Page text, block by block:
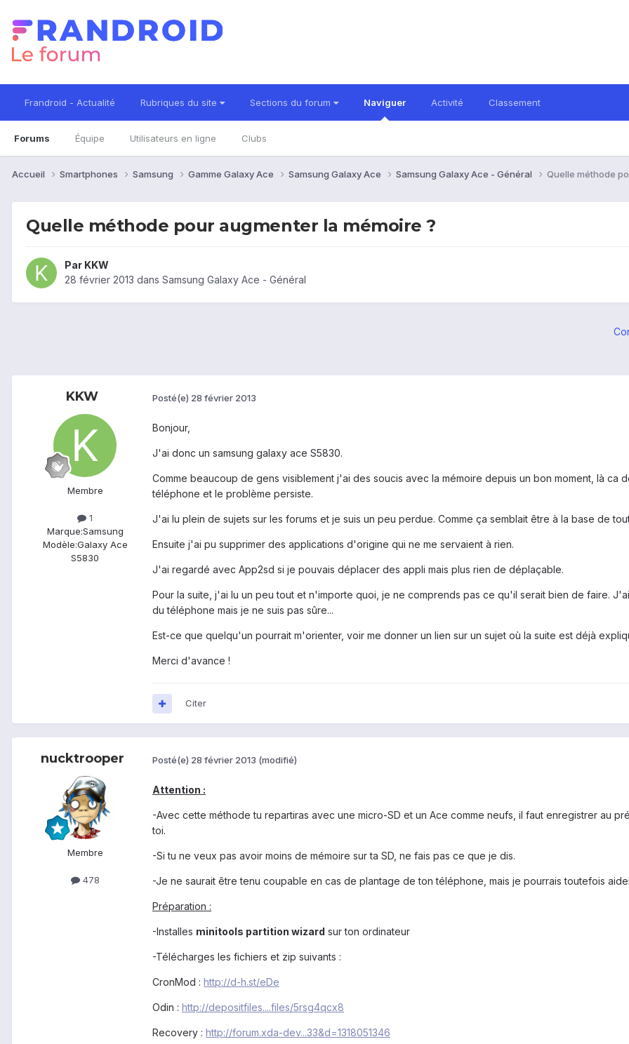
Frandroid - Actualité Rubriques du site Sections du forum Naviguer
Forums Équipe Utilisateurs en ligne Clubs
Activité Classement
Accueil Smartphones Samsung Gamme Galaxy Ace Samsung Galaxy Ace Samsung Galaxy Ace - Général Quelle méthode
Quelle méthode pour augmenter la mémoire ?
Par KKW
28 février 2013 dans Samsung Galaxy Ace - Général
KKW
Membre
1
Marque:Samsung
Modèle:Galaxy Ace
S5830
Posté(e) 28 février 2013
Bonjour,
J'ai donc un samsung galaxy ace S5830.
Comme beaucoup de gens visiblement j'ai des soucis avec la mémoire depuis un bon moment, là
téléphone et le problème persiste.
J'ai lu plein de sujets sur les forums et je suis un peu perdue. Comme ça semblait être à la base de
Ensuite j'ai pu supprimer des applications d'origine qui ne me servaient à rien.
J'ai regardé avec App2sd si je pouvais déplacer des appli mais plus rien de déplaçable.
Pour la suite, j'ai lu un peu tout et n'importe quoi, je ne comprends pas ce qu'il serait bien de faire.
du téléphone mais je ne suis pas sûre...
Est-ce que quelqu'un pourrait m'orienter, voir me donner un lien sur un sujet où la suite est déjà
Merci d'avance !
Citer
nucktrooper
Membre
478
Posté(e) 28 février 2013 (modifié)
Attention :
-Avec cette méthode tu repartiras avec une micro-SD et un Ace comme neufs, il faut enregistrer au
toi.
-Si tu ne veux pas avoir moins de mémoire sur ta SD, ne fais pas ce que je dis.
-Je ne saurait être tenu coupable en cas de plantage de ton téléphone, mais je pourrais toutefois
Préparation :
-Installes minitools partition wizard sur ton ordinateur
-Télécharges les fichiers et zip suivants :
CronMod : http://d-h.st/eDe
Odin : http://depositfiles....files/5rsg4qcx8
Recovery : http://forum.xda-dev...33&d=1318051346